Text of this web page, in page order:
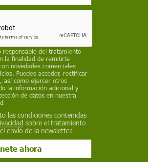
juguete no
como plomo,
o ftalatos?
con tóxicos peligrosos
a niñas y niños?
tóxicos
su ómnibus
aprobada, el 90% de
por el proceso de
responsable del tratamiento
la finalidad de remitirte
novedades comerciales
Puedes acceder, rectificar
así como ejercer otros
la información adicional y
de datos en nuestra
las condiciones contenidas
sobre el tratamiento
envío de la newsletter.